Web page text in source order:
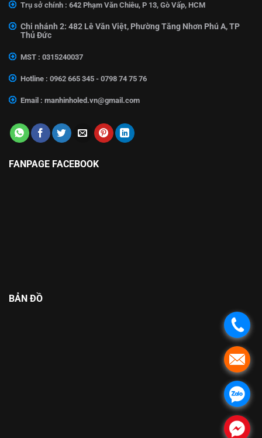
Trụ sở chính : 642 Phạm Văn Chiêu, P 13, Gò Vấp, HCM
Chi nhánh 2: 482 Lê Văn Việt, Phường Tăng Nhơn Phú A, TP
Thủ Đức
MST : 0315240037
Hotline : 0962 665 345 - 0798 74 75 76
Email : manhinholed.vn@gmail.com
FANPAGE FACEBOOK
BẢN ĐỒ
.
.
.
.